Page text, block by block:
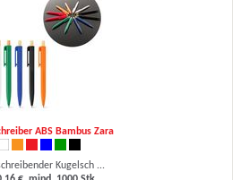
ABS Bambus Zara
Kugelsch ...